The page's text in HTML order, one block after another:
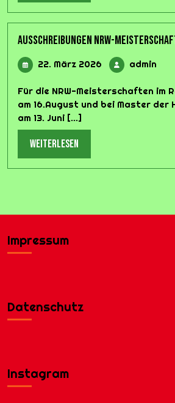
Ausschreibungen NRW-
22. März 2026 22.
März
2026
admin
Für die NRW-Meisterschaften im
am 16.August und bei Master der
am 13. Juni [...]
weiterlesen
Impressum
Datenschutz
Instagram